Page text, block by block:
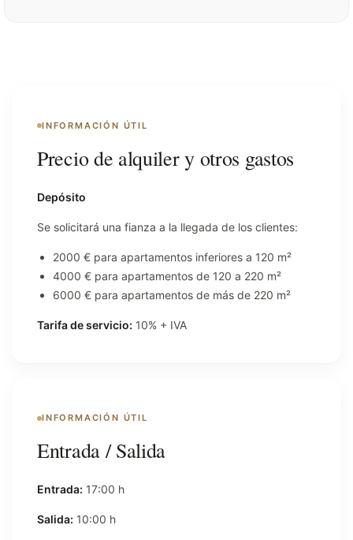
INFORMACIÓN ÚTIL
Precio de alquiler y otros gastos
Depósito
Se solicitará una fianza a la llegada de los clientes:
2000 € para apartamentos inferiores a 120 m²
4000 € para apartamentos de 120 a 220 m²
6000 € para apartamentos de más de 220 m²
Tarifa de servicio: 10% + IVA
INFORMACIÓN ÚTIL
Entrada / Salida
Entrada: 17:00 h
Salida: 10:00 h